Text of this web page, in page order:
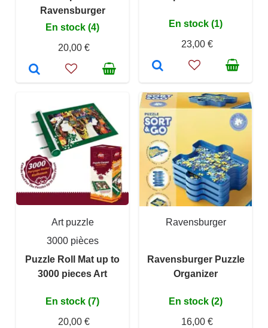
Ravensburger
En stock (4)
20,00 €
En stock (1)
23,00 €
Art puzzle
3000 pièces
Puzzle Roll Mat up to
3000 pieces Art
En stock (7)
20,00 €
Ravensburger
Ravensburger Puzzle
Organizer
En stock (2)
16,00 €